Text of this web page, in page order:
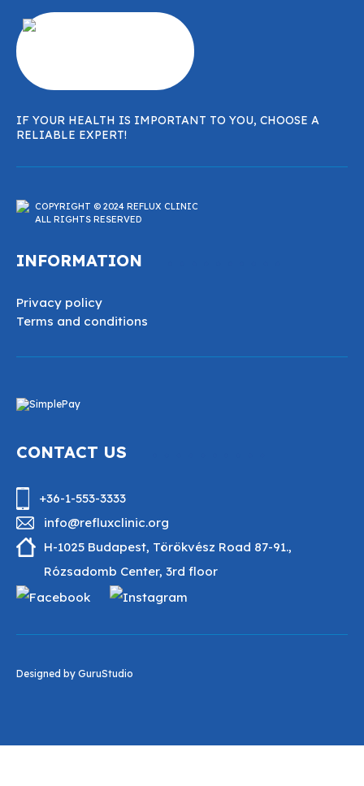
IF YOUR HEALTH IS IMPORTANT TO YOU, CHOOSE A
RELIABLE EXPERT!
COPYRIGHT © 2024 REFLUX CLINIC
ALL RIGHTS RESERVED
INFORMATION
Privacy policy
Terms and conditions
CONTACT US
+36-1-553-3333
info@refluxclinic.org
H-1025 Budapest, Törökvész Road 87-91.,
Rózsadomb Center, 3rd floor
Designed by GuruStudio